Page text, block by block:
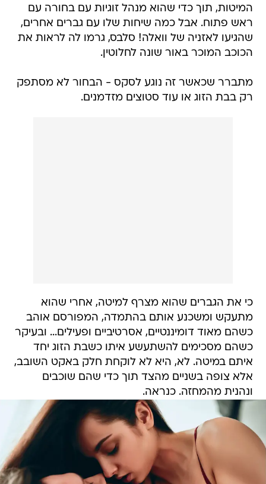
המיטות, תוך כדי שהוא מנהל זוגיות עם בחורה עם
ראש פתוח. אבל כמה שיחות שלו עם גברים אחרים,
שהגיעו לאזניה של וואלה! סלבס, גרמו לה לראות את
הכוכב המוכר באור שונה לחלוטין.
מתברר שכאשר זה נוגע לסקס - הבחור לא מסתפק
רק בבת הזוג או עוד סטוצים מזדמנים.
כי את הגברים שהוא מצרף למיטה, אחרי שהוא
מתעקש ומשכנע אותם בהתמדה, המפורסם אוהב
כשהם מאוד דומיננטיים, אסרטיביים ופעילים... ובעיקר
כשהם מסכימים להשתעשע איתו כשבת הזוג יחד
איתם במיטה. לא, היא לא לוקחת חלק באקט השובב,
אלא צופה בשניים מהצד תוך כדי שהם שוכבים
ונהנית מהמחזה. כנראה.